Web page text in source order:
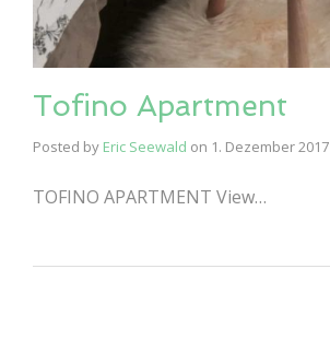
Tofino Apartment
Posted by Eric Seewald on 1. Dezember 2017
TOFINO APARTMENT View…